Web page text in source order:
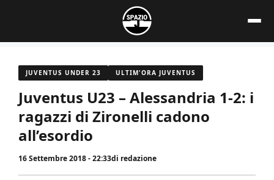
contenuto
JUVENTUS UNDER 23 ULTIM'ORA JUVENTUS
Juventus U23 – Alessandria 1-2: i
ragazzi di Zironelli cadono
all’esordio
16 Settembre 2018 - 22:33di redazione